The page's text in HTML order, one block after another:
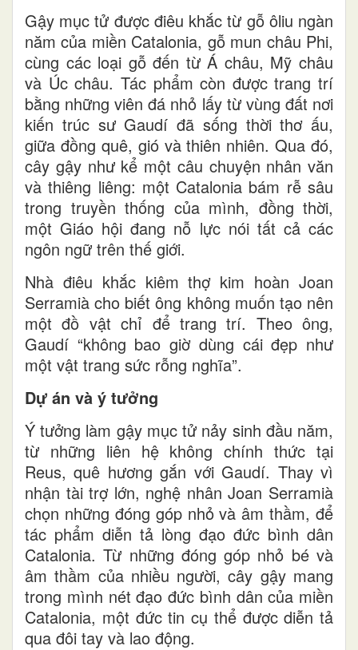
Gậy mục tử được điêu khắc từ gỗ ôliu ngàn
năm của miền Catalonia, gỗ mun châu Phi,
cùng các loại gỗ đến từ Á châu, Mỹ châu
và Úc châu. Tác phẩm còn được trang trí
bằng những viên đá nhỏ lấy từ vùng đất nơi
kiến trúc sư Gaudí đã sống thời thơ ấu,
giữa đồng quê, gió và thiên nhiên. Qua đó,
cây gậy như kể một câu chuyện nhân văn
và thiêng liêng: một Catalonia bám rễ sâu
trong truyền thống của mình, đồng thời,
một Giáo hội đang nỗ lực nói tất cả các
ngôn ngữ trên thế giới.
Nhà điêu khắc kiêm thợ kim hoàn Joan
Serramià cho biết ông không muốn tạo nên
một đồ vật chỉ để trang trí. Theo ông,
Gaudí “không bao giờ dùng cái đẹp như
một vật trang sức rỗng nghĩa”.
Dự án và ý tưởng
Ý tưởng làm gậy mục tử nảy sinh đầu năm,
từ những liên hệ không chính thức tại
Reus, quê hương gắn với Gaudí. Thay vì
nhận tài trợ lớn, nghệ nhân Joan Serramià
chọn những đóng góp nhỏ và âm thầm, để
tác phẩm diễn tả lòng đạo đức bình dân
Catalonia. Từ những đóng góp nhỏ bé và
âm thầm của nhiều người, cây gậy mang
trong mình nét đạo đức bình dân của miền
Catalonia, một đức tin cụ thể được diễn tả
qua đôi tay và lao động.